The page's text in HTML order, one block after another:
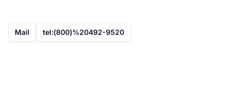
Mail tel:(800)%20492-9520